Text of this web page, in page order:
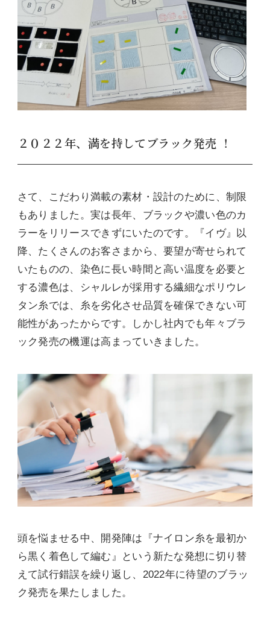
２０２２年、満を持してブラック発売 ！
さて、こだわり満載の素材・設計のために、制限
もありました。実は長年、ブラックや濃い色のカ
ラーをリリースできずにいたのです。『イヴ』以
降、たくさんのお客さまから、要望が寄せられて
いたものの、染色に長い時間と高い温度を必要と
する濃色は、シャルレが採用する繊細なポリウレ
タン糸では、糸を劣化させ品質を確保できない可
能性があったからです。しかし社内でも年々ブラ
ック発売の機運は高まっていきました。
頭を悩ませる中、開発陣は『ナイロン糸を最初か
ら黒く着色して編む』という新たな発想に切り替
えて試行錯誤を繰り返し、2022年に待望のブラッ
ク発売を果たしました。